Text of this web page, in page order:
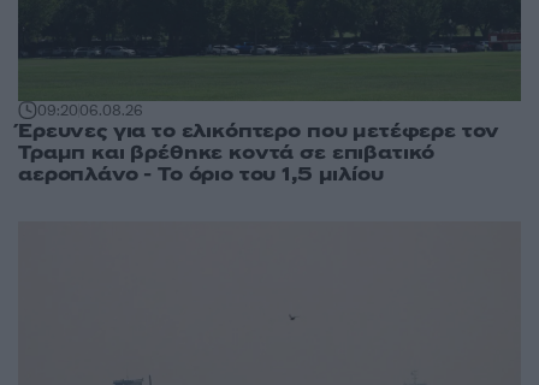
09:2006.08.26
Έρευνες για το ελικόπτερο που μετέφερε τον
Τραμπ και βρέθηκε κοντά σε επιβατικό
αεροπλάνο - Το όριο του 1,5 μιλίου